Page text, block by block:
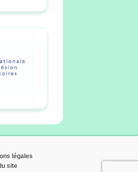
légales
site